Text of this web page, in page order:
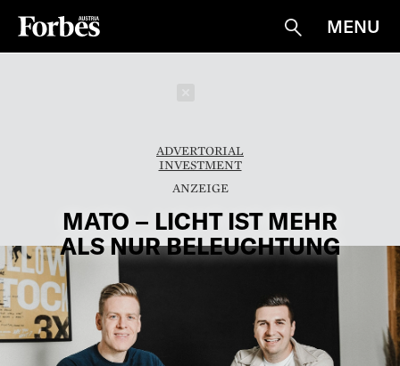
Suche
MENU
ADVERTORIAL
INVESTMENT
MATO – LICHT IST MEHR
ALS NUR BELEUCHTUNG